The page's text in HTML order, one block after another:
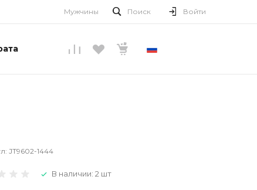
Мужчины Поиск Войти
JT9602-1444
В наличии: 2 шт